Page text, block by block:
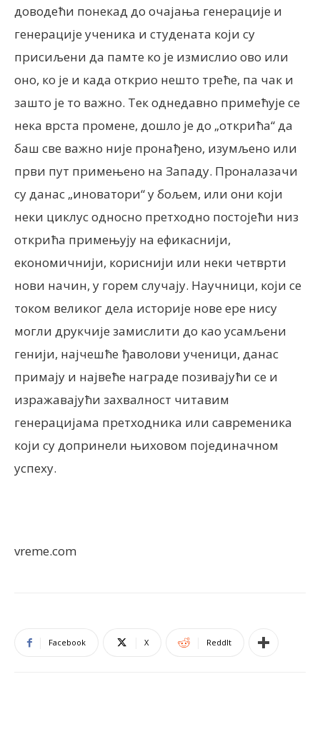
доводећи понекад до очајања генерације и
генерације ученика и студената који су
присиљени да памте ко је измислио ово или
оно, ко је и када открио нешто треће, па чак и
зашто је то важно. Тек однедавно примећује се
нека врста промене, дошло је до „открића“ да
баш све важно није пронађено, изумљено или
први пут примењено на Западу. Проналазачи
су данас „иноватори“ у бољем, или они који
неки циклус односно претходно постојећи низ
открића примењују на ефикаснији,
економичнији, кориснији или неки четврти
нови начин, у горем случају. Научници, који се
током великог дела историје нове ере нису
могли друкчије замислити до као усамљени
генији, најчешће ђаволови ученици, данас
примају и највеће награде позивајући се и
изражавајући захвалност читавим
генерацијама претходника или савременика
који су допринели њиховом појединачном
успеху.
vreme.com
Facebook X ReddIt